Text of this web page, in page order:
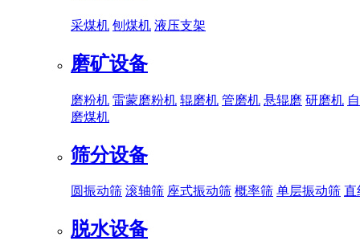
采煤机 刨煤机 液压支架
磨矿设备
磨粉机 雷蒙磨粉机 辊磨机 管磨机 悬辊磨 研磨机
磨煤机
筛分设备
圆振动筛 滚轴筛 座式振动筛 概率筛 单层振动筛 直
脱水设备